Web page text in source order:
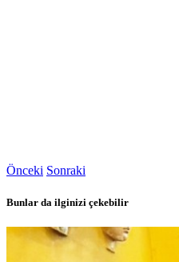
Önceki Sonraki
Bunlar da ilginizi çekebilir